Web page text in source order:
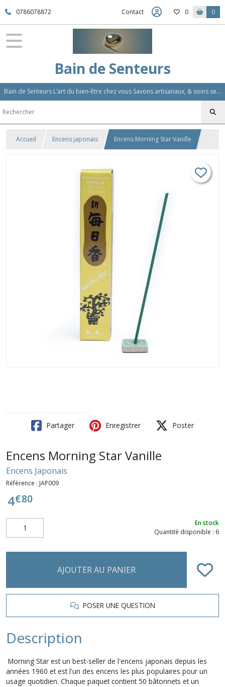
0786078872 Contact 0 0
Bain de Senteurs
Bain de Senteurs L’art du bien-être chez vous Savons artisanaux, & soins sensoriels, Aromathérapie et Parfums d'Ambiance,Soin Des Cheveux
Accueil Encens japonais Encens Morning Star Vanille
Partager Enregistrer Poster
Encens Morning Star Vanille
Encens Japonais
Référence : JAP009
4€80
En stock
Quantité disponible : 6
AJOUTER AU PANIER
POSER UNE QUESTION
Description
Morning Star est un best-seller de l'encens japonais depuis les
années 1960 et est l'un des encens les plus populaires pour un
usage quotidien. Chaque paquet contient 50 bâtonnets et un